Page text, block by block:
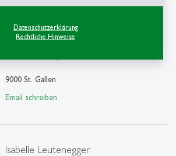
Datenschutzerklärung
Rechtliche Hinweise
SEPS-HSG | IPW-HSG
9000 St. Gallen
Email schreiben
Isabelle Leutenegger